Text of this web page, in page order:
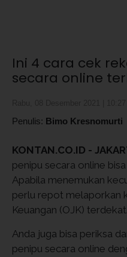
Ini 4 cara cek
secara online
Penulis: Bimo Kresnomurti
KONTAN.CO.ID -
penipu secara online
Apabila menemukan
perlu repot melaporkan
Keuangan (OJK) terdekat.
Anda juga bisa periksa
penipu secara online